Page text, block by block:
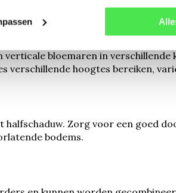
begin van de zomer, meestal van
bloemaren in verschillende
verschillende hoogtes bereiken,
halfschaduw. Zorg voor een goed
bodems.